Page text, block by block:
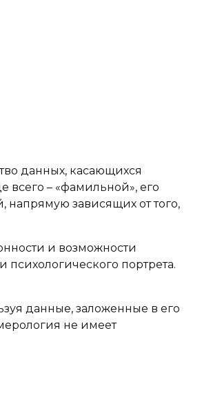
данных, касающихся
всего – «фамильной», его
напрямую зависящих от того,
и возможности
портрета.
данные, заложенные в его
не имеет